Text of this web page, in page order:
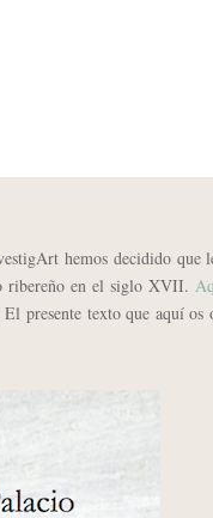
hemos decidido que
ribereño en el siglo XVII.
presente texto que aquí os